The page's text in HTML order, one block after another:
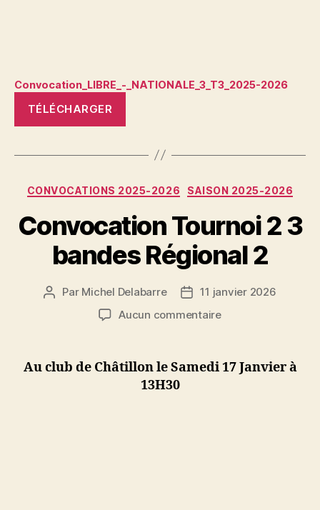
Convocation_LIBRE_-_NATIONALE_3_T3_2025-2026
TÉLÉCHARGER
Catégories
CONVOCATIONS 2025-2026 SAISON 2025-2026
Convocation Tournoi 2 3
bandes Régional 2
Auteur
Par Michel Delabarre
Date
de
11 janvier 2026
Aucun commentairesur
2
Au club de Châtillon le Samedi 17 Janvier à
13H30